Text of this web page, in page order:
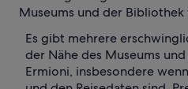
Museums und der Bibliothek
Es gibt mehrere
der Nähe des Museums
Ermioni, insbesondere